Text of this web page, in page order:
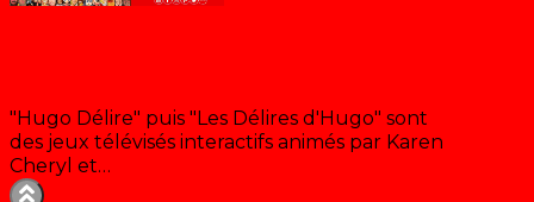
"Hugo Délire" puis "Les Délires d'Hugo" sont
des jeux télévisés interactifs animés par Karen
Cheryl et…